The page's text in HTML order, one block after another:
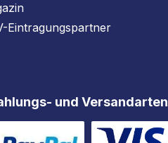
Eintragungspartner
und Versandarten